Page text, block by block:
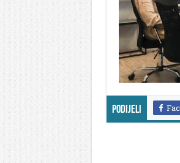
Podijeli